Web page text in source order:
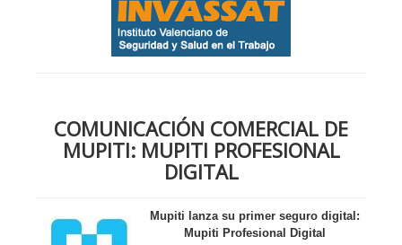
COMUNICACIÓN COMERCIAL DE
MUPITI: MUPITI PROFESIONAL
DIGITAL
Mupiti lanza su primer seguro digital:
Mupiti Profesional Digital